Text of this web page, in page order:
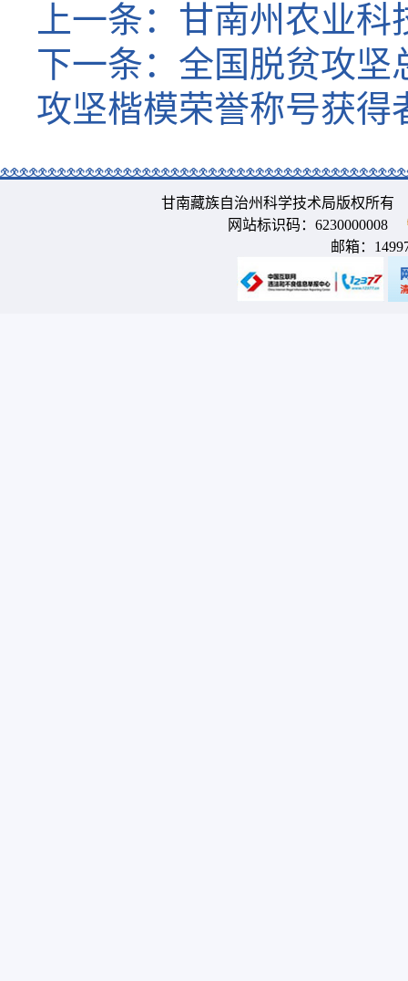
上一条： 甘南州农业科
下一条： 全国脱贫攻坚
攻坚楷模荣誉称号获得
甘南藏族自治州科学技术局版权所
网站标识码：6230000008
邮箱：